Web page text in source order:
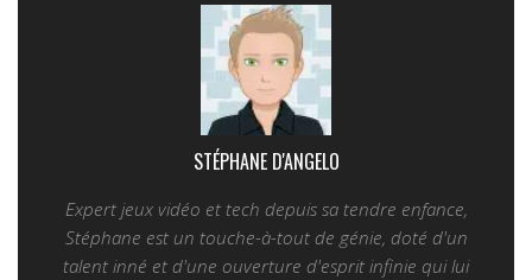
STÉPHANE D'ANGELO
Expert jeux vidéo et tech depuis sa tendre enfance,
Stéphane est un touche-à-tout de génie, doté d'un
talent inné et d'une ouverture d'esprit infinie qui lui